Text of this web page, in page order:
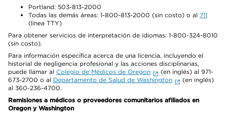
Portland: 503-813-2000
Todas las demás áreas: 1-800-813-2000 (sin costo) o al 711
(línea TTY)
Para obtener servicios de interpretación de idiomas: 1-800-324-8010
(sin costo).
Para información específica acerca de una licencia, incluyendo el
historial de negligencia profesional y las acciones disciplinarias,
puede llamar al Colegio de Médicos de Oregon
(en inglés) al 971-
673-2700 o al Departamento de Salud de Washington
(en inglés)
al 360-236-4700.
Remisiones a médicos o proveedores comunitarios afiliados en
Oregon y Washington